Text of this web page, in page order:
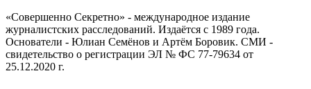
«Совершенно Секретно» - международное издание
журналистских расследований. Издаётся с 1989 года.
Основатели - Юлиан Семёнов и Артём Боровик. CМИ -
свидетельство о регистрации ЭЛ № ФС 77-79634 от
25.12.2020 г.